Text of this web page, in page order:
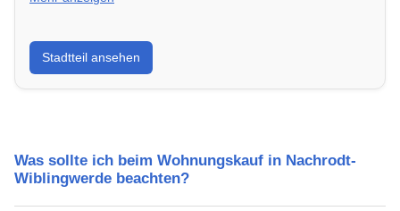
Erfahre mehr über deinen Stadtteil in Nachrodt-
Wiblingwerde: Lebensqualität, Verkehrsanbindung,
Schulen, Freizeitmöglichkeiten und Mietpreise.
Stadtteil ansehen
Was sollte ich beim Wohnungskauf in Nachrodt-
Wiblingwerde beachten?